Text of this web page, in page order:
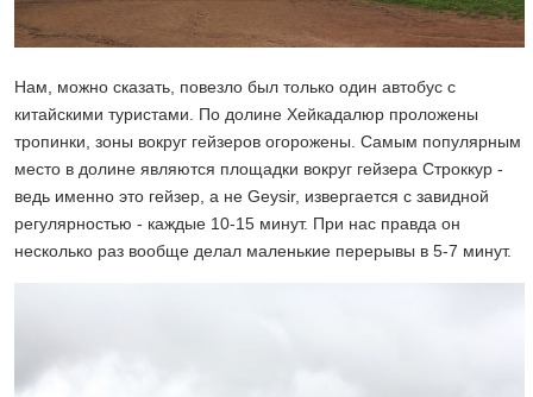
Нам, можно сказать, повезло был только один автобус с
китайскими туристами. По долине Хейкадалюр проложены
тропинки, зоны вокруг гейзеров огорожены. Самым популярным
место в долине являются площадки вокруг гейзера Строккур -
ведь именно это гейзер, а не Geysir, извергается с завидной
регулярностью - каждые 10-15 минут. При нас правда он
несколько раз вообще делал маленькие перерывы в 5-7 минут.